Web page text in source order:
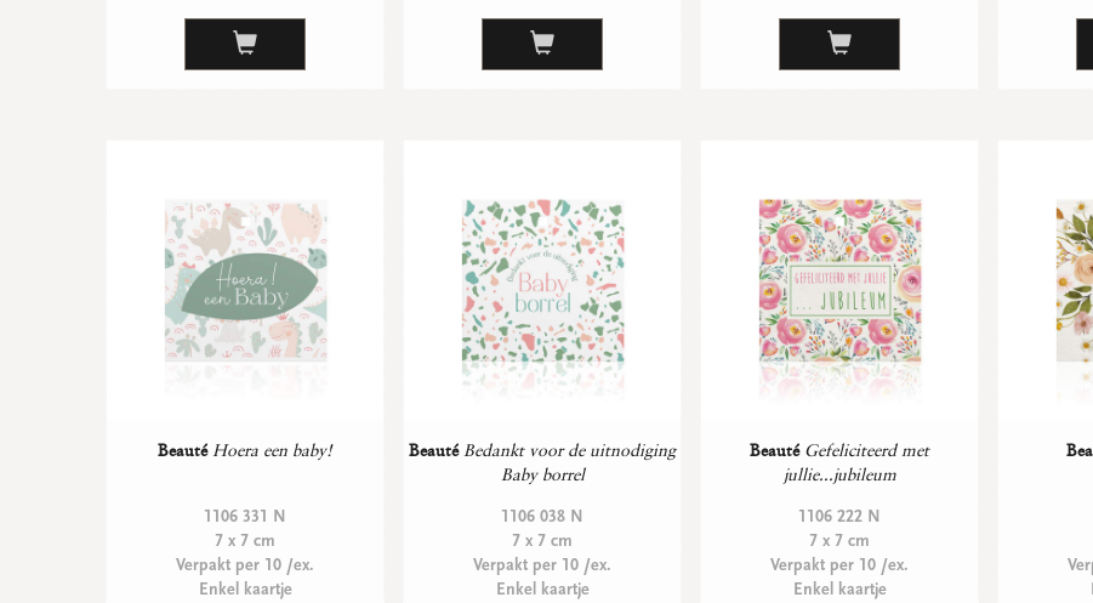
Beauté Hoera een baby!
1106 331 N
7 x 7 cm
Verpakt per 10 /ex.
Enkel kaartje
Beauté Bedankt voor de uitnodiging
Baby borrel
1106 038 N
7 x 7 cm
Verpakt per 10 /ex.
Enkel kaartje
Beauté Gefeliciteerd met
jullie...jubileum
1106 222 N
7 x 7 cm
Verpakt per 10 /ex.
Enkel kaartje